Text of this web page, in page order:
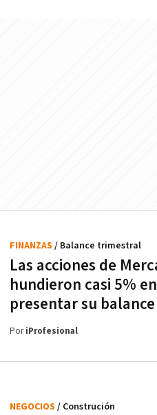
Las acciones de
hundieron casi 5%
presentar su balance
FINANZAS / Balance trimestral
PoriProfesional
NEGOCIOS / Construción